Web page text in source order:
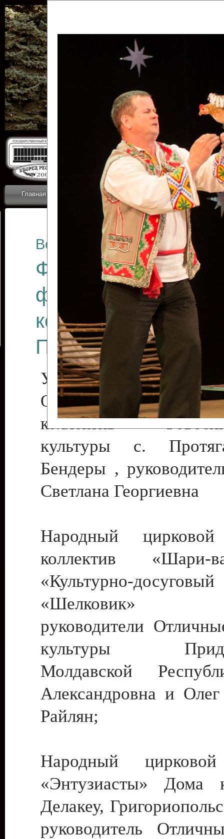
Главная Приветствие Коллективы Новости
ОТЧЕТЫ ГКЦ
Все отчеты
Финал
фестиваля
коллективов
Приднестровского
Участники фестиваля:
Образцовый
коллектив
культуры с.
Бендеры ,
Светлана Георгиевна
Народный цирковой
коллектив
«Культурно-
«Шелковик»
руководители
культуры
Молдавской
Александровна и
Райлян;
Народный цирковой
«Энтузиасты» Дома
Делакеу,
руководитель